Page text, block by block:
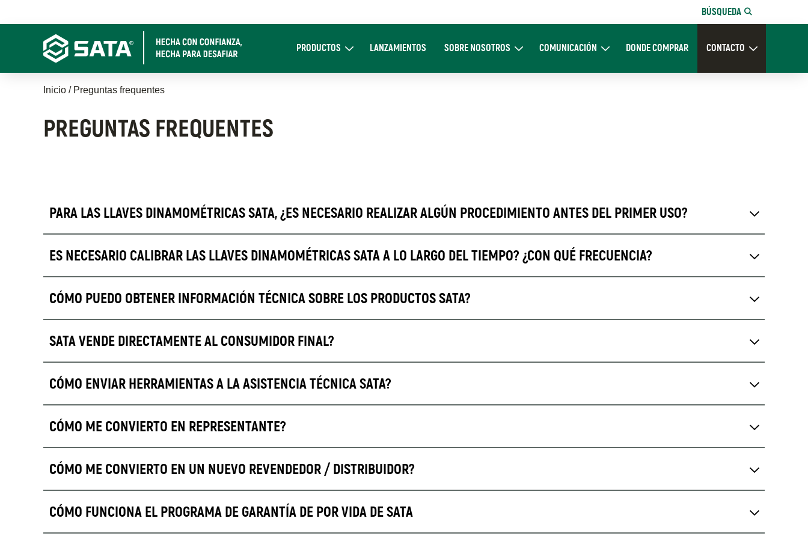
al
BÚSQUEDA
navigation
PRODUCTOSExpand ProductosLANZAMIENTOS SOBRE NOSOTROSExpand Sobre NosotrosCOMUNICACIÓNExpand ComunicaciónDONDE COMPRAR CONTACTOExpand CONTACTO
Sobrescribir
enlaces
de
la
navegación
Inicio Preguntas frequentes
PREGUNTAS FREQUENTES
PARA LAS LLAVES DINAMOMÉTRICAS SATA, ¿ES NECESARIO REALIZAR ALGÚN PROCEDIMIENTO ANTES DEL PRIMER USO?
ES NECESARIO CALIBRAR LAS LLAVES DINAMOMÉTRICAS SATA A LO LARGO DEL TIEMPO? ¿CON QUÉ FRECUENCIA?
CÓMO PUEDO OBTENER INFORMACIÓN TÉCNICA SOBRE LOS PRODUCTOS SATA?
SATA VENDE DIRECTAMENTE AL CONSUMIDOR FINAL?
CÓMO ENVIAR HERRAMIENTAS A LA ASISTENCIA TÉCNICA SATA?
CÓMO ME CONVIERTO EN REPRESENTANTE?
CÓMO ME CONVIERTO EN UN NUEVO REVENDEDOR / DISTRIBUIDOR?
CÓMO FUNCIONA EL PROGRAMA DE GARANTÍA DE POR VIDA DE SATA